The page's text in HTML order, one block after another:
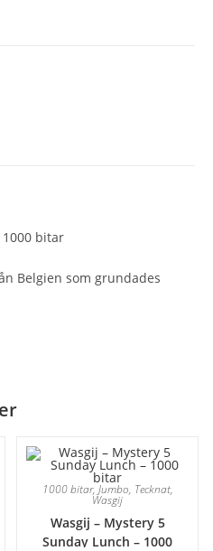
1000 bitar
Belgien som grundades
1000 bitar, Jumbo, Tecknat,
Wasgij
Wasgij – Mystery 5
Sunday Lunch – 1000